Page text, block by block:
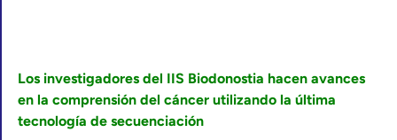
Los investigadores del IIS Biodonostia hacen avances
en la comprensión del cáncer utilizando la última
tecnología de secuenciación